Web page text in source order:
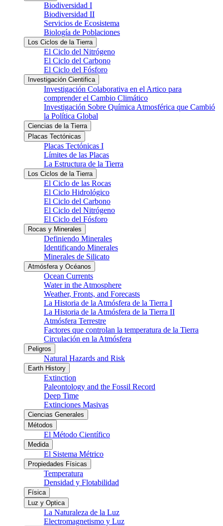
Biodiversidad I
Biodiversidad II
Servicios de Ecosistema
Biología de Poblaciones
Los Ciclos de la Tierra
El Ciclo del Nitrógeno
El Ciclo del Carbono
El Ciclo del Fósforo
Investigación Cientifica
Investigación Colaborativa en el Artico para
comprender el Cambio Climático
Investigación Sobre Química Atmosférica que Cambió
la Política Global
Ciencias de la Tierra
Placas Tectónicas
Placas Tectónicas I
Límites de las Placas
La Estructura de la Tierra
Los Ciclos de la Tierra
El Ciclo de las Rocas
El Ciclo Hidrológico
El Ciclo del Carbono
El Ciclo del Nitrógeno
El Ciclo del Fósforo
Rocas y Minerales
Definiendo Minerales
Identificando Minerales
Minerales de Silicato
Atmósfera y Océanos
Ocean Currents
Water in the Atmosphere
Weather, Fronts, and Forecasts
La Historia de la Atmósfera de la Tierra I
La Historia de la Atmósfera de la Tierra II
Atmósfera Terrestre
Factores que controlan la temperatura de la Tierra
Circulación en la Atmósfera
Peligros
Natural Hazards and Risk
Earth History
Extinction
Paleontology and the Fossil Record
Deep Time
Extinciones Masivas
Ciencias Generales
Métodos
El Método Científico
Medida
El Sistema Métrico
Propiedades Físicas
Temperatura
Densidad y Flotabilidad
Física
Luz y Optica
La Naturaleza de la Luz
Electromagnetismo y Luz